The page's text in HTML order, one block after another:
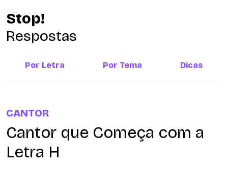
Stop!
Respostas
Por Letra Por Tema Dicas
CANTOR
Cantor que Começa com a
Letra H